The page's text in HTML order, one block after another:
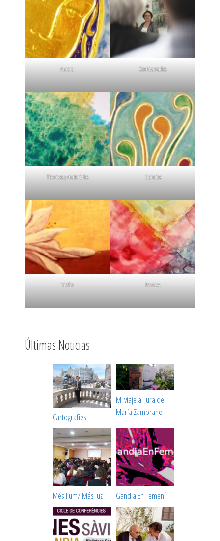
Autora Comisariados
Técnicas y materiales Noticias
Media Escritos
Últimas Noticias
Cartografies
Mi viaje al Jura de
María Zambrano
Més llum/ Más luz Gandia En Femení